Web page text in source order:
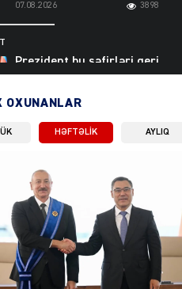
07.08.2026 3898
Prezident bu səfirləri geri
çağırdı – Abel
Moskvada güclü partlayış
səsləri eşidildi
07.08.2026 5488
Rusiya-Ukrayna
münaqişəsinin həllində
OXUNANLAR
HƏFTƏLIK AYLIQ